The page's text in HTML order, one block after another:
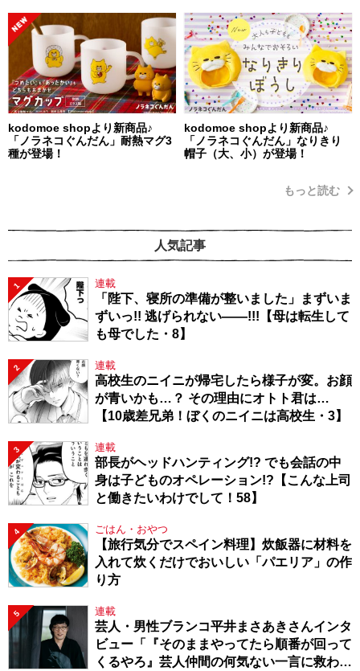
kodomoe shopより新商品♪
「ノラネコぐんだん」耐熱マグ3
種が登場！
kodomoe shopより新商品♪
「ノラネコぐんだん」なりきり
帽子（大、小）が登場！
もっと読む
人気記事
1 連載
「陛下、寝所の準備が整いました」まずいま
ずいっ!! 逃げられない――!!!【母は転生して
も母でした・8】
2 連載
高校生のニイニが帰宅したら様子が変。お顔
が青いかも…？ その理由にオトト君は…
【10歳差兄弟！ぼくのニイニは高校生・3】
3 連載
部長がヘッドハンティング!? でも会話の中
身は子どものオペレーション!?【こんな上司
と働きたいわけでして！58】
4 ごはん・おやつ
【旅行気分でスペイン料理】炊飯器に材料を
入れて炊くだけでおいしい「パエリア」の作
り方
5 連載
芸人・男性ブランコ平井まさあきさんインタ
ビュー「『そのままやってたら順番が回って
くるやろ』芸人仲間の何気ない一言に救われ